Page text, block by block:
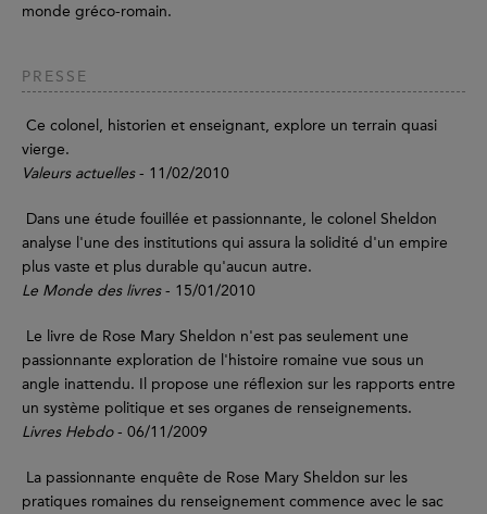
monde gréco-romain.
PRESSE
Ce colonel, historien et enseignant, explore un terrain quasi
vierge.
Valeurs actuelles- 11/02/2010
Dans une étude fouillée et passionnante, le colonel Sheldon
analyse l'une des institutions qui assura la solidité d'un empire
plus vaste et plus durable qu'aucun autre.
Le Monde des livres- 15/01/2010
Le livre de Rose Mary Sheldon n'est pas seulement une
passionnante exploration de l'histoire romaine vue sous un
angle inattendu. Il propose une réflexion sur les rapports entre
un système politique et ses organes de renseignements.
Livres Hebdo- 06/11/2009
La passionnante enquête de Rose Mary Sheldon sur les
pratiques romaines du renseignement commence avec le sac